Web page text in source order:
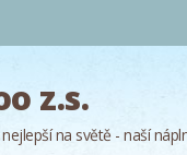
z.s.
na světě - naší